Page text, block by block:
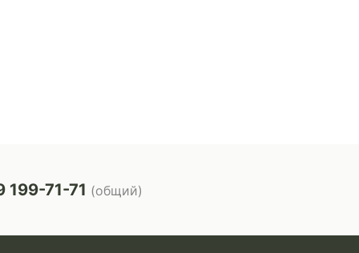
199-71-71 (общий)